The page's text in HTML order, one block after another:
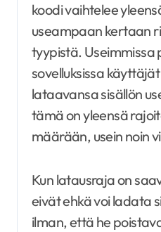
koodi vaihtelee
useampaan kertaan
tyypistä. Useimmissa
sovelluksissa
lataavansa sisällön
tämä on yleensä
määrään, usein noin
Kun latausraja on
eivät ehkä voi ladata
ilman, että he